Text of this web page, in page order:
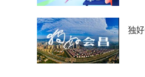
独